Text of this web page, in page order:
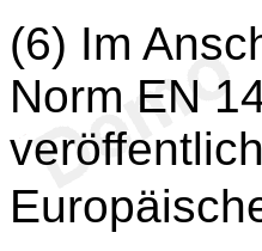
(6) Im
Norm EN